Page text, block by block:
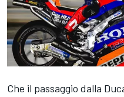
Che il passaggio dalla